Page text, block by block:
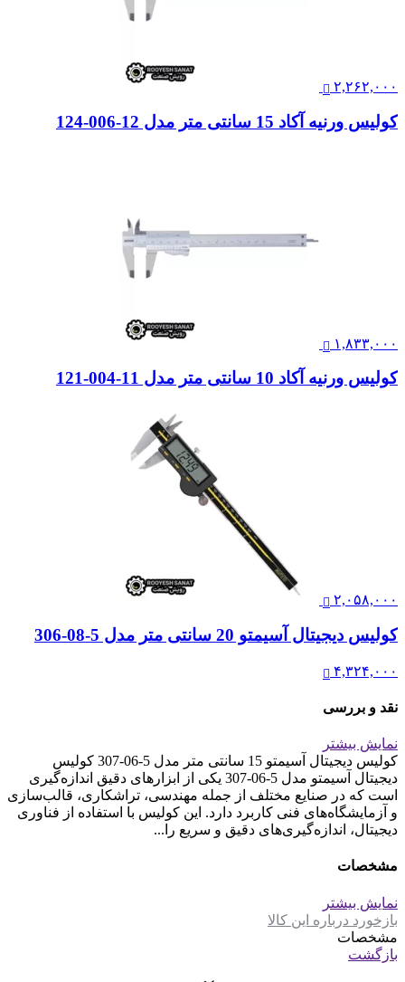
۲,۲۶۲,۰۰۰
کولیس ورنیه آکاد 15 سانتی متر مدل 12-006-124
۱,۸۳۳,۰۰۰
کولیس ورنیه آکاد 10 سانتی متر مدل 11-004-121
۲,۰۵۸,۰۰۰
کولیس دیجیتال آسیمتو 20 سانتی متر مدل 5-08-306
۴,۳۲۴,۰۰۰
نقد و بررسی
نمایش بیشتر
کولیس دیجیتال آسیمتو 15 سانتی متر مدل 5-06-307 کولیس
دیجیتال آسیمتو مدل 5-06-307 یکی از ابزارهای دقیق اندازه‌گیری
است که در صنایع مختلف از جمله مهندسی، تراشکاری، قالب‌سازی
و آزمایشگاه‌های فنی کاربرد دارد. این کولیس با استفاده از فناوری
دیجیتال، اندازه‌گیری‌های دقیق و سریع را...
مشخصات
نمایش بیشتر
بازخورد درباره این کالا
مشخصات
بازگشت